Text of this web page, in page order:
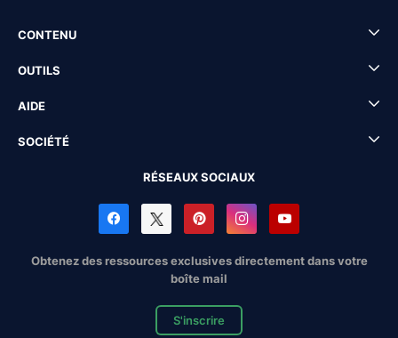
CONTENU
OUTILS
AIDE
SOCIÉTÉ
RÉSEAUX SOCIAUX
Obtenez des ressources exclusives directement dans votre
boîte mail
S'inscrire